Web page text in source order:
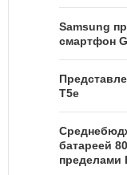
Samsung
смартфон
T5e
батареей
пределами